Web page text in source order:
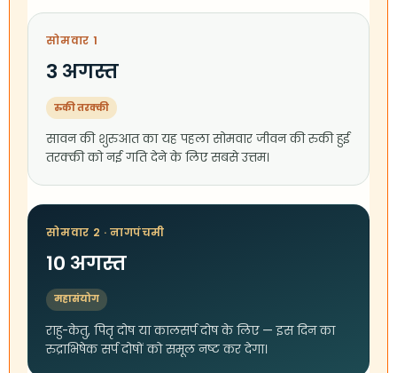
सोमवार 1
3 अगस्त
रुकी तरक्की
सावन की शुरुआत का यह पहला सोमवार जीवन की रुकी हुई
तरक्की को नई गति देने के लिए सबसे उत्तम।
सोमवार 2 · नागपंचमी
10 अगस्त
महासंयोग
राहु-केतु, पितृ दोष या कालसर्प दोष के लिए — इस दिन का
रुद्राभिषेक सर्प दोषों को समूल नष्ट कर देगा।